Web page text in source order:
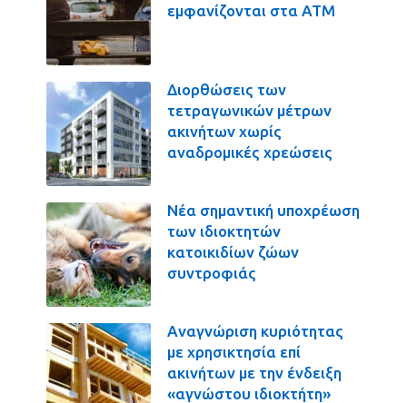
εμφανίζονται στα ΑΤΜ
Διορθώσεις των
τετραγωνικών μέτρων
ακινήτων χωρίς
αναδρομικές χρεώσεις
Νέα σημαντική υποχρέωση
των ιδιοκτητών
κατοικιδίων ζώων
συντροφιάς
Αναγνώριση κυριότητας
με χρησικτησία επί
ακινήτων με την ένδειξη
«αγνώστου ιδιοκτήτη»